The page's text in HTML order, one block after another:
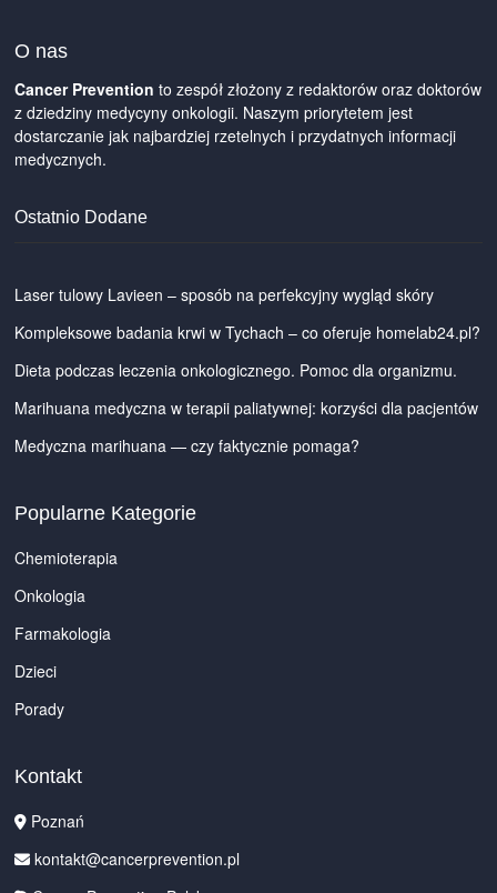
O nas
Cancer Prevention to zespół złożony z redaktorów oraz doktorów
z dziedziny medycyny onkologii. Naszym priorytetem jest
dostarczanie jak najbardziej rzetelnych i przydatnych informacji
medycznych.
Ostatnio Dodane
Laser tulowy Lavieen – sposób na perfekcyjny wygląd skóry
Kompleksowe badania krwi w Tychach – co oferuje homelab24.pl?
Dieta podczas leczenia onkologicznego. Pomoc dla organizmu.
Marihuana medyczna w terapii paliatywnej: korzyści dla pacjentów
Medyczna marihuana — czy faktycznie pomaga?
Popularne Kategorie
Chemioterapia
Onkologia
Farmakologia
Dzieci
Porady
Kontakt
Poznań
kontakt@cancerprevention.pl